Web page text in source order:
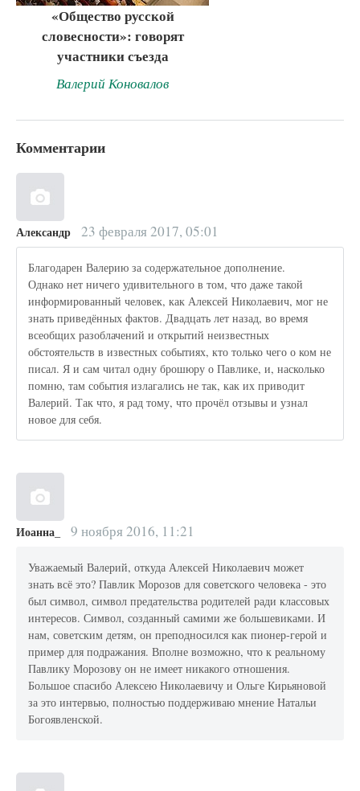
«Общество русской
словесности»: говорят
участники съезда
Валерий Коновалов
Комментарии
Александр 23 февраля 2017, 05:01
Благодарен Валерию за содержательное дополнение.
Однако нет ничего удивительного в том, что даже такой
информированный человек, как Алексей Николаевич, мог не
знать приведённых фактов. Двадцать лет назад, во время
всеобщих разоблачений и открытий неизвестных
обстоятельств в известных событиях, кто только чего о ком не
писал. Я и сам читал одну брошюру о Павлике, и, насколько
помню, там события излагались не так, как их приводит
Валерий. Так что, я рад тому, что прочёл отзывы и узнал
новое для себя.
Иоанна_ 9 ноября 2016, 11:21
Уважаемый Валерий, откуда Алексей Николаевич может
знать всё это? Павлик Морозов для советского человека - это
был символ, символ предательства родителей ради классовых
интересов. Символ, созданный самими же большевиками. И
нам, советским детям, он преподносился как пионер-герой и
пример для подражания. Вполне возможно, что к реальному
Павлику Морозову он не имеет никакого отношения.
Большое спасибо Алексею Николаевичу и Ольге Кирьяновой
за это интервью, полностью поддерживаю мнение Натальи
Богоявленской.